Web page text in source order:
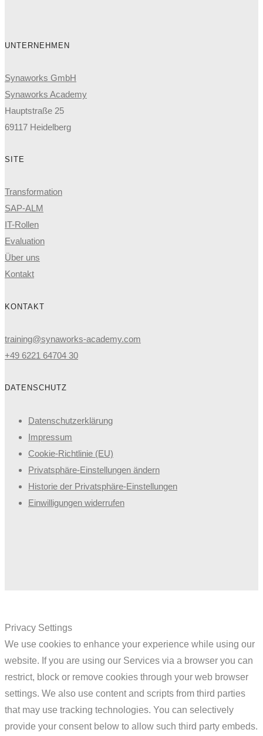
UNTERNEHMEN
Synaworks GmbH
Synaworks Academy
Hauptstraße 25
69117 Heidelberg
SITE
Transformation
SAP-ALM
IT-Rollen
Evaluation
Über uns
Kontakt
KONTAKT
training@synaworks-academy.com
+49 6221 64704 30
DATENSCHUTZ
Datenschutzerklärung
Impressum
Cookie-Richtlinie (EU)
Privatsphäre-Einstellungen ändern
Historie der Privatsphäre-Einstellungen
Einwilligungen widerrufen
Privacy Settings
We use cookies to enhance your experience while using our
website. If you are using our Services via a browser you can
restrict, block or remove cookies through your web browser
settings. We also use content and scripts from third parties
that may use tracking technologies. You can selectively
provide your consent below to allow such third party embeds.